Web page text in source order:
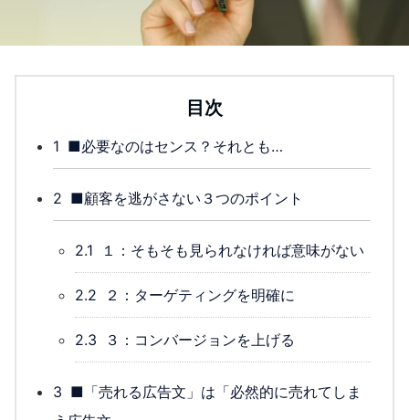
目次
1 ■必要なのはセンス？それとも…
2 ■顧客を逃がさない３つのポイント
2.1 １：そもそも見られなければ意味がない
2.2 ２：ターゲティングを明確に
2.3 ３：コンバージョンを上げる
3 ■「売れる広告文」は「必然的に売れてしま